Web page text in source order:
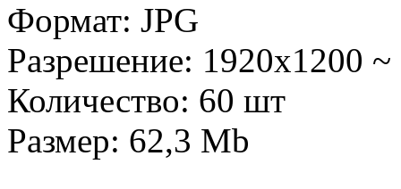
Формат: JPG
Разрешение: 1920x1200
Количество: 60 шт
Размер: 62,3 Mb